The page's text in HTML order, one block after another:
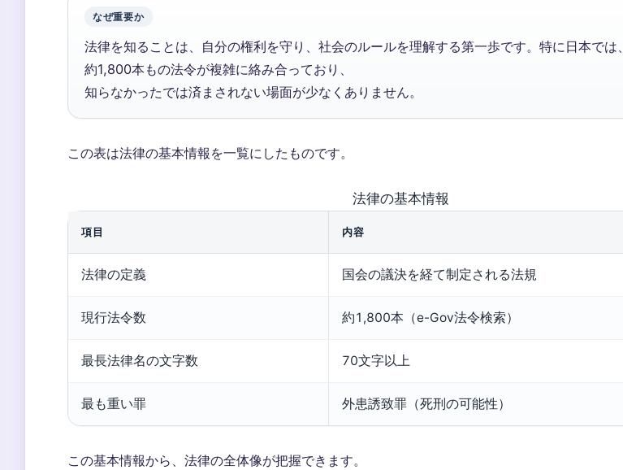
なぜ重要か
法律を知ることは、自分の権利を守り、社会のルールを理解する第一歩です。特に日本では、
約1,800本もの法令が複雑に絡み合っており、
知らなかったでは済まされない場面が少なくありません。
この表は法律の基本情報を一覧にしたものです。
法律の基本情報
項目 内容
法律の定義 国会の議決を経て制定される法規
現行法令数 約1,800本（e-Gov法令検索）
最長法律名の文字数 70文字以上
最も重い罪 外患誘致罪（死刑の可能性）
この基本情報から、法律の全体像が把握できます。